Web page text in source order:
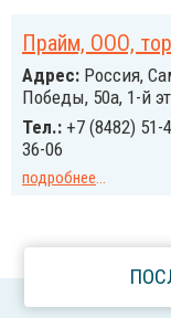
Прайм, ООО,
Адрес: Россия,
Победы, 50а, 1-й
Тел.: +7 (8482) 51-
36-06
подробнее...